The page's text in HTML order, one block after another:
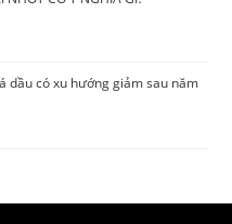
dầu có xu hướng giảm sau năm